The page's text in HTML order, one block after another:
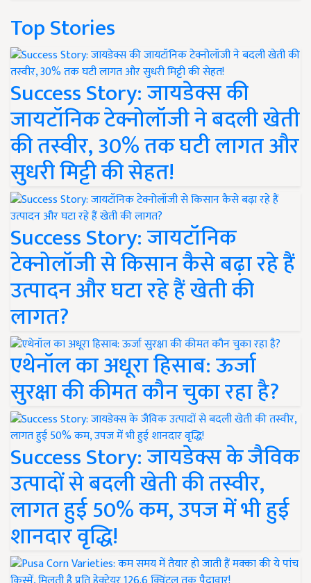
Top Stories
Success Story: जायडेक्स की
जायटॉनिक टेक्नोलॉजी ने बदली खेती
की तस्वीर, 30% तक घटी लागत और
सुधरी मिट्टी की सेहत!
Success Story: जायटॉनिक
टेक्नोलॉजी से किसान कैसे बढ़ा रहे हैं
उत्पादन और घटा रहे हैं खेती की
लागत?
एथेनॉल का अधूरा हिसाब: ऊर्जा
सुरक्षा की कीमत कौन चुका रहा है?
Success Story: जायडेक्स के जैविक
उत्पादों से बदली खेती की तस्वीर,
लागत हुई 50% कम, उपज में भी हुई
शानदार वृद्धि!